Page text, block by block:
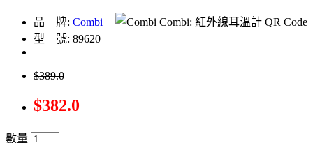
品 牌: Combi
型 號: 89620
$389.0
$382.0
數量